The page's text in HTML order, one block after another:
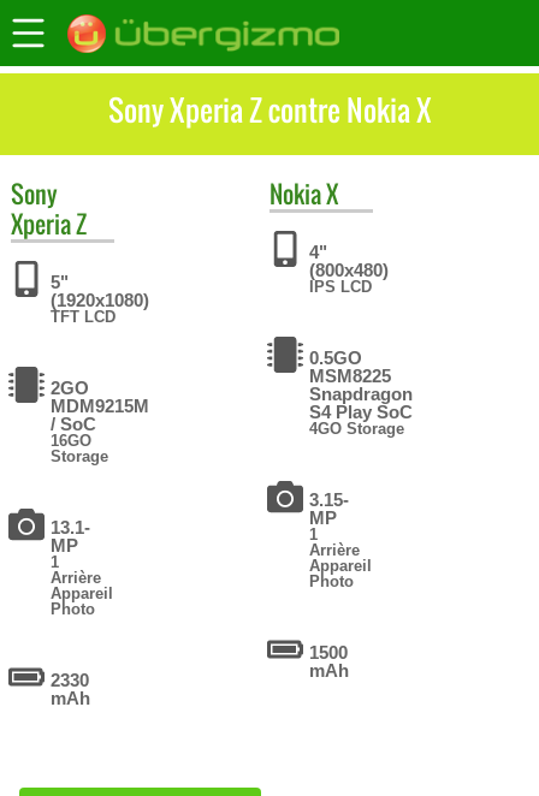
Sony Xperia Z contre Nokia X
Sony
Xperia Z
5"
(1920x1080)
TFT LCD
2GO
MDM9215M
/ SoC
16GO
Storage
13.1-
MP
1
Arrière
Appareil
Photo
2330
mAh
NokiaX
4"
(800x480)
IPS LCD
0.5GO
MSM8225
Snapdragon
S4 Play SoC
4GO Storage
3.15-
MP
1
Arrière
Appareil
Photo
1500
mAh